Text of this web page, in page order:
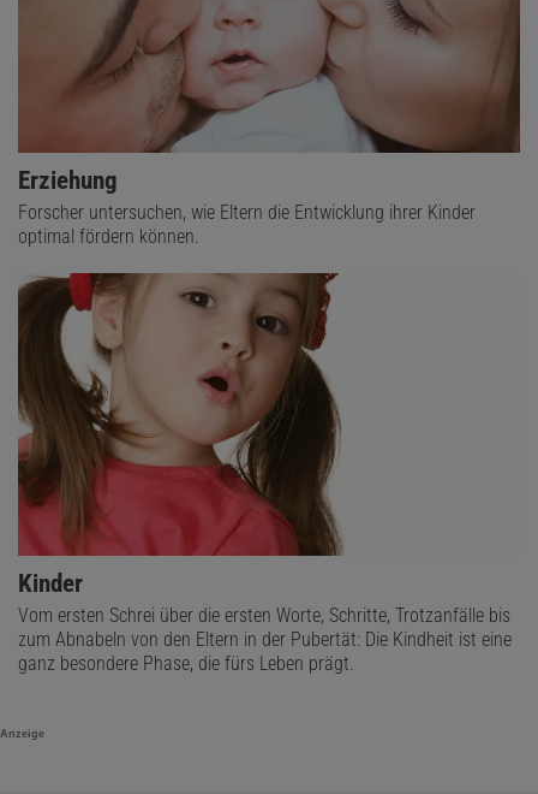
Erziehung
Forscher untersuchen, wie Eltern die Entwicklung ihrer Kinder
optimal fördern können.
Kinder
Vom ersten Schrei über die ersten Worte, Schritte, Trotzanfälle bis
zum Abnabeln von den Eltern in der Pubertät: Die Kindheit ist eine
ganz besondere Phase, die fürs Leben prägt.
Anzeige